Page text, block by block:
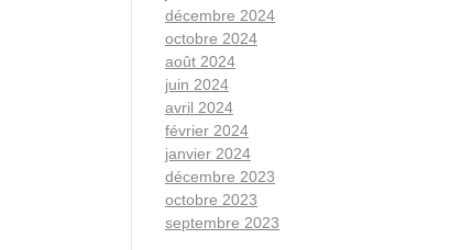
décembre 2024
octobre 2024
août 2024
juin 2024
avril 2024
février 2024
janvier 2024
décembre 2023
octobre 2023
septembre 2023